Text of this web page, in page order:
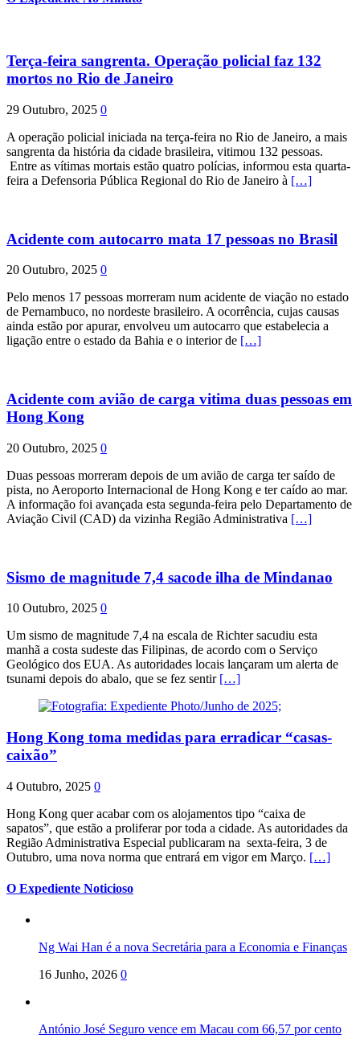
Terça-feira sangrenta. Operação policial faz 132
mortos no Rio de Janeiro
29 Outubro, 2025 0
A operação policial iniciada na terça-feira no Rio de Janeiro, a mais
sangrenta da história da cidade brasileira, vitimou 132 pessoas.
Entre as vítimas mortais estão quatro polícias, informou esta quarta-
feira a Defensoria Pública Regional do Rio de Janeiro à […]
Acidente com autocarro mata 17 pessoas no Brasil
20 Outubro, 2025 0
Pelo menos 17 pessoas morreram num acidente de viação no estado
de Pernambuco, no nordeste brasileiro. A ocorrência, cujas causas
ainda estão por apurar, envolveu um autocarro que estabelecia a
ligação entre o estado da Bahia e o interior de […]
Acidente com avião de carga vitima duas pessoas em
Hong Kong
20 Outubro, 2025 0
Duas pessoas morreram depois de um avião de carga ter saído de
pista, no Aeroporto Internacional de Hong Kong e ter caído ao mar.
A informação foi avançada esta segunda-feira pelo Departamento de
Aviação Civil (CAD) da vizinha Região Administrativa […]
Sismo de magnitude 7,4 sacode ilha de Mindanao
10 Outubro, 2025 0
Um sismo de magnitude 7,4 na escala de Richter sacudiu esta
manhã a costa sudeste das Filipinas, de acordo com o Serviço
Geológico dos EUA. As autoridades locais lançaram um alerta de
tsunami depois do abalo, que se fez sentir […]
Hong Kong toma medidas para erradicar “casas-
caixão”
4 Outubro, 2025 0
Hong Kong quer acabar com os alojamentos tipo “caixa de
sapatos”, que estão a proliferar por toda a cidade. As autoridades da
Região Administrativa Especial publicaram na sexta-feira, 3 de
Outubro, uma nova norma que entrará em vigor em Março. […]
O Expediente Noticioso
Ng Wai Han é a nova Secretária para a Economia e Finanças
16 Junho, 2026 0
António José Seguro vence em Macau com 66,57 por cento